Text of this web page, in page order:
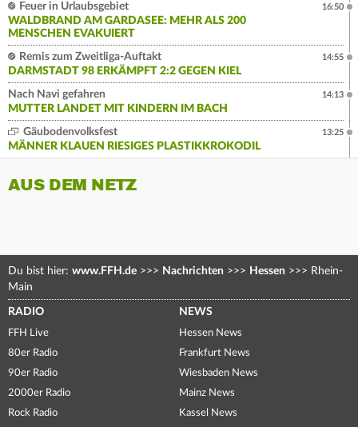
Feuer in Urlaubsgebiet
WALDBRAND AM GARDASEE: MEHR ALS 200
MENSCHEN EVAKUIERT
16:50
Remis zum Zweitliga-Auftakt
DARMSTADT 98 ERKÄMPFT 2:2 GEGEN KIEL
14:55
Nach Navi gefahren
MUTTER LANDET MIT KINDERN IM BACH
14:13
Gäubodenvolksfest
MÄNNER KLAUEN RIESIGES PLASTIKKROKODIL
13:25
AUS DEM NETZ
Du bist hier: www.FFH.de >>> Nachrichten >>> Hessen >>> Rhein-
Main
RADIO
FFH Live
80er Radio
90er Radio
2000er Radio
Rock Radio
NEWS
Hessen News
Frankfurt News
Wiesbaden News
Mainz News
Kassel News